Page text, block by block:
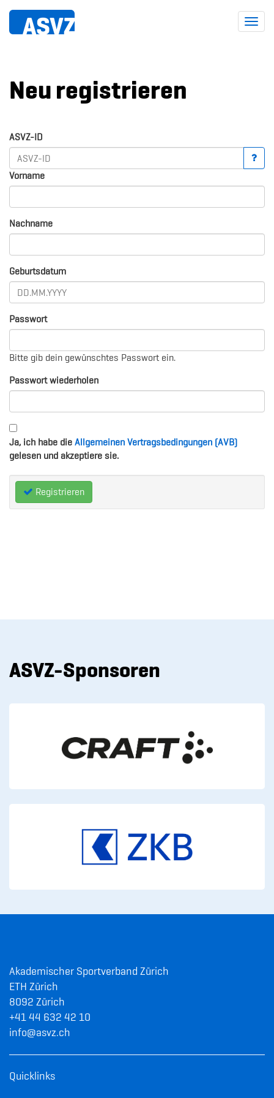
Neu registrieren
ASVZ-ID
Vorname
Nachname
Geburtsdatum
Passwort
Bitte gib dein gewünschtes Passwort ein.
Passwort wiederholen
Ja, ich habe dieAllgemeinen Vertragsbedingungen (AVB)
gelesen und akzeptiere sie.
Registrieren
ASVZ-Sponsoren
Akademischer Sportverband Zürich
ETH Zürich
8092 Zürich
+41 44 632 42 10
info@asvz.ch
Quicklinks